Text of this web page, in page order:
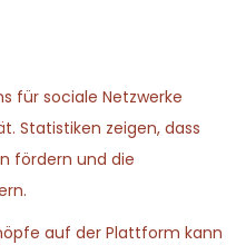
für sociale Netzwerke
Statistiken zeigen, dass
fördern und die
auf der Plattform kann